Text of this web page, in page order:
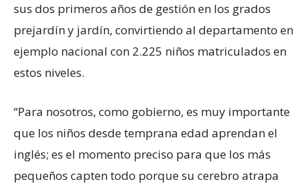
sus dos primeros años de gestión en los grados
prejardín y jardín, convirtiendo al departamento en
ejemplo nacional con 2.225 niños matriculados en
estos niveles.
“Para nosotros, como gobierno, es muy importante
que los niños desde temprana edad aprendan el
inglés; es el momento preciso para que los más
pequeños capten todo porque su cerebro atrapa